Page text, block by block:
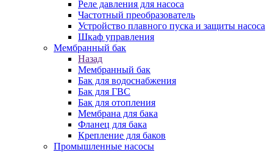
Реле давления для насоса
Частотный преобразователь
Устройство плавного пуска и защиты насоса
Шкаф управления
Мембранный бак
Назад
Мембранный бак
Бак для водоснабжения
Бак для ГВС
Бак для отопления
Мембрана для бака
Фланец для бака
Крепление для баков
Промышленные насосы